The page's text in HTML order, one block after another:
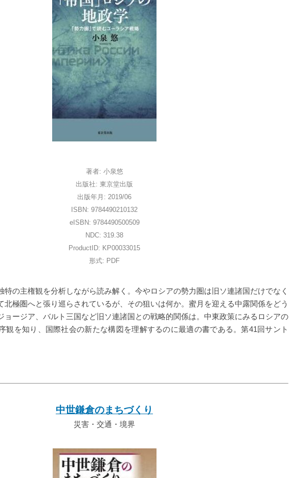
著者: 小泉悠
出版社: 東京堂出版
出版年月: 2019/06
ISBN: 9784490210132
eISBN: 9784490500509
NDC: 319.38
ProductID: KP00033015
形式: PDF
特の主権観を分析しながら読み解く。今やロシアの勢力圏は旧ソ連諸国だけでなく
北極圏へと張り巡らされているが、その狙いは何か。蜜月を迎える中露関係をどう
ョージア、バルト三国など旧ソ連諸国との戦略的関係は。中東政策にみるロシアの
観を知り、国際社会の新たな構図を理解するのに最適の書である。第41回サント
中世鎌倉のまちづくり
災害・交通・境界